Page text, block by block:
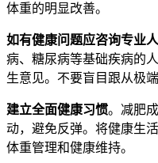
体重的明显改善。
如有健康问题应咨询专业
病、糖尿病等基础疾病的
生意见。不要盲目跟从极端
建立全面健康习惯。减肥
动，避免反弹。将健康生
体重管理和健康维持。